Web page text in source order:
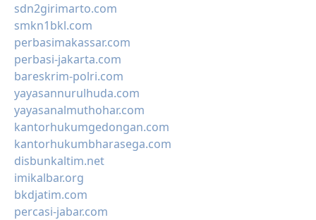
sdn2girimarto.com
smkn1bkl.com
perbasimakassar.com
perbasi-jakarta.com
bareskrim-polri.com
yayasannurulhuda.com
yayasanalmuthohar.com
kantorhukumgedongan.com
kantorhukumbharasega.com
disbunkaltim.net
imikalbar.org
bkdjatim.com
percasi-jabar.com